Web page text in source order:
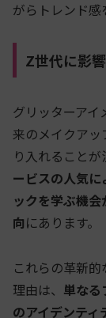
がらトレンド感
Z世代に影
グリッターア
来のメイクアッ
り入れること
ービスの人気
ックを学ぶ機
向にあります。
これらの革新
理由は、 単なる
のアイデンテ